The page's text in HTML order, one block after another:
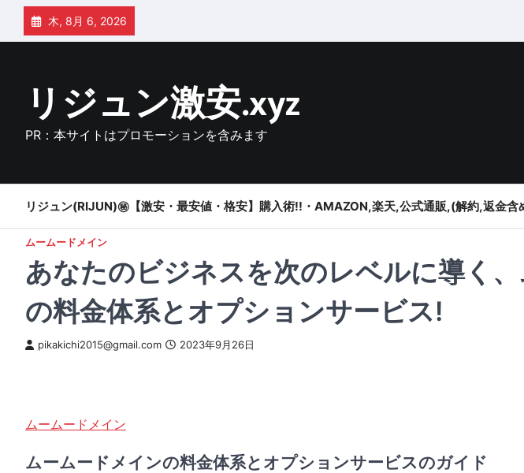
Skip
content
木, 8月 6, 2026
リジュン激安.xyz
PR：本サイトはプロモーションを含みます
リジュン(RIJUN)㊙【激安・最安値・格安】購入術!!・AMAZON,楽天,公式通販,(解約,返金含
ムームードメイン
あなたのビジネスを次のレベルに導く
の料金体系とオプションサービス!
pikakichi2015@gmail.com 2023年9月26日
ムームードメイン
ムームードメインの料金体系とオプションサービスのガイド